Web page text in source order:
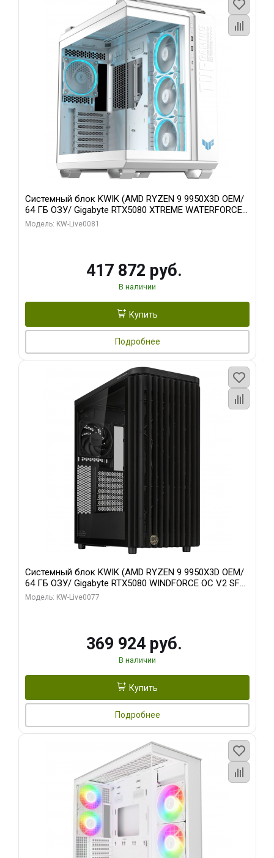
Системный блок KWIK (AMD RYZEN 9 9950X3D OEM/
64 ГБ ОЗУ/ Gigabyte RTX5080 XTREME WATERFORCE
16GB GDDR7 256bit/ 1 ТБ SSD)
Модель: KW-Live0081
417 872 руб.
В наличии
Купить
Подробнее
Системный блок KWIK (AMD RYZEN 9 9950X3D OEM/
64 ГБ ОЗУ/ Gigabyte RTX5080 WINDFORCE OC V2 SFF
16GB GDDR7 256b/ 960 ГБ SSD)
Модель: KW-Live0077
369 924 руб.
В наличии
Купить
Подробнее